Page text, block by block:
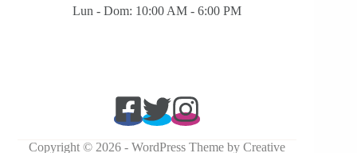
Lun - Dom: 10:00 AM - 6:00 PM
Copyright © 2026 - WordPress Theme byCreative